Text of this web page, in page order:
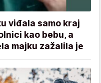
viđala samo kraj
kao bebu, a
majku zažalila je